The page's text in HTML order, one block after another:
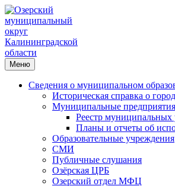
Меню
Сведения о муниципальном
Историческая справка о
Муниципальные
Реестр муниципальных
Планы и отчеты об
Образовательные учреждения
СМИ
Публичные слушания
Озёрская ЦРБ
Озерский отдел МФЦ